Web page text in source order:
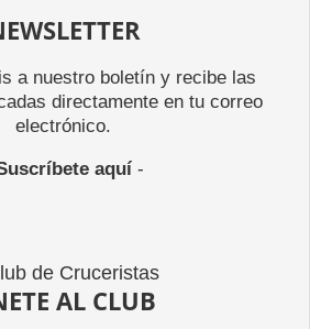
a nuestro boletín y recibe las
directamente en tu correo
electrónico.
aquí-
AL CLUB